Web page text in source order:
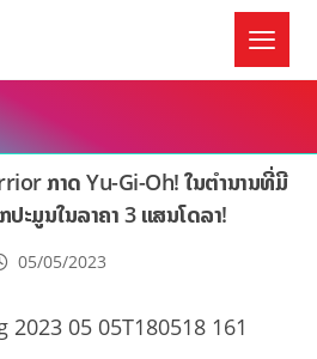
ກາດ Yu-Gi-Oh! ໃນຕຳນານທີ່ມີ
ະມູນໃນລາຄາ 3 ແສນໂດລາ!
05/05/2023